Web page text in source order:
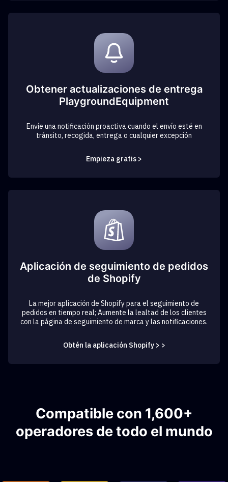
Obtener actualizaciones de entrega
PlaygroundEquipment
Envíe una notificación proactiva cuando el envío esté en
tránsito, recogida, entrega o cualquier excepción
Empieza gratis >
Aplicación de seguimiento de pedidos
de Shopify
La mejor aplicación de Shopify para el seguimiento de
pedidos en tiempo real; Aumente la lealtad de los clientes
con la página de seguimiento de marca y las notificaciones.
Obtén la aplicación Shopify > >
Compatible con 1,600+
operadores de todo el mundo